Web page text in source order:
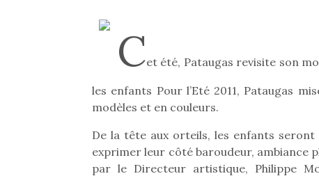
Cet été, Pataugas revisite son
les enfants Pour l’Eté 2011, Pataugas
modèles et en couleurs.
De la tête aux orteils, les enfants
exprimer leur côté baroudeur, ambiance
par le Directeur artistique, Philippe